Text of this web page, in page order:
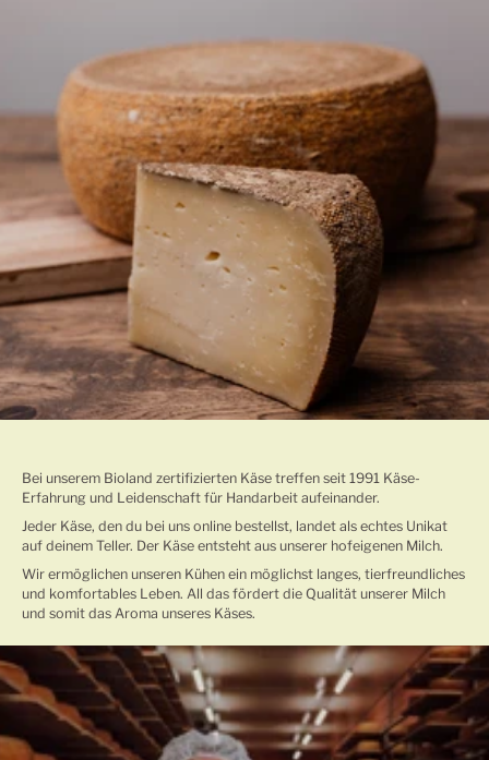
TRADITIONELLE KÄSEHERSTELLUNG
Bei unserem Bioland zertifizierten Käse treffen seit 1991 Käse-
Erfahrung und Leidenschaft für Handarbeit aufeinander.
Jeder Käse, den du bei uns online bestellst, landet als echtes Unikat
auf deinem Teller. Der Käse entsteht aus unserer hofeigenen Milch.
Wir ermöglichen unseren Kühen ein möglichst langes, tierfreundliches
und komfortables Leben. All das fördert die Qualität unserer Milch
und somit das Aroma unseres Käses.